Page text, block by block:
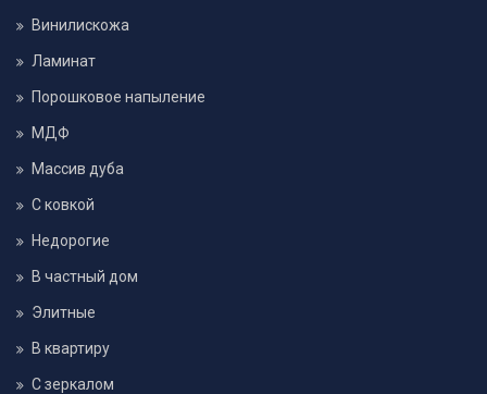
Винилискожа
Ламинат
Порошковое напыление
МДФ
Массив дуба
С ковкой
Недорогие
В частный дом
Элитные
В квартиру
С зеркалом